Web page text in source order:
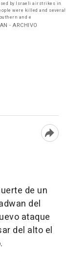
were killed and several
and e
- ARCHIVO
de un
del
ataque
del alto el